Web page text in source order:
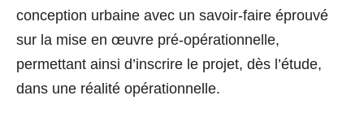
conception urbaine avec un savoir-faire éprouvé
sur la mise en œuvre pré-opérationnelle,
permettant ainsi d’inscrire le projet, dès l’étude,
dans une réalité opérationnelle.